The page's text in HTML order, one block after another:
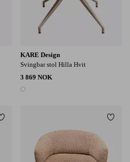
KARE Design
Svingbar stol Hilla Hvit
3 869 NOK
1 farge
Legg til favoritter